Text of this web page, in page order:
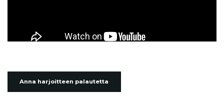
Anna harjoitteen palautetta